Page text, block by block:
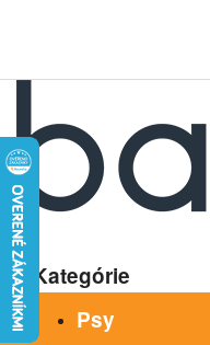
Kategórie
Psy